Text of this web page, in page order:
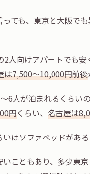
ても、東京と大阪で
2人向けアパートでも
は7,500～10,000円前後
6人が泊まれるくらい
円くらい、 名古屋は
はソファベッドがあ
こともあり、多少東